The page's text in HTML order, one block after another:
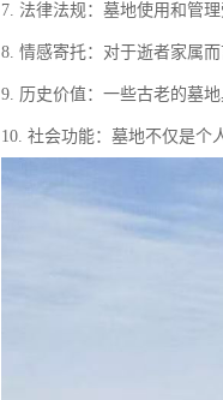
7. 法律法规：墓地使用和管
8. 情感寄托：对于逝者家属
9. 历史价值：一些古老的墓
10. 社会功能：墓地不仅是个